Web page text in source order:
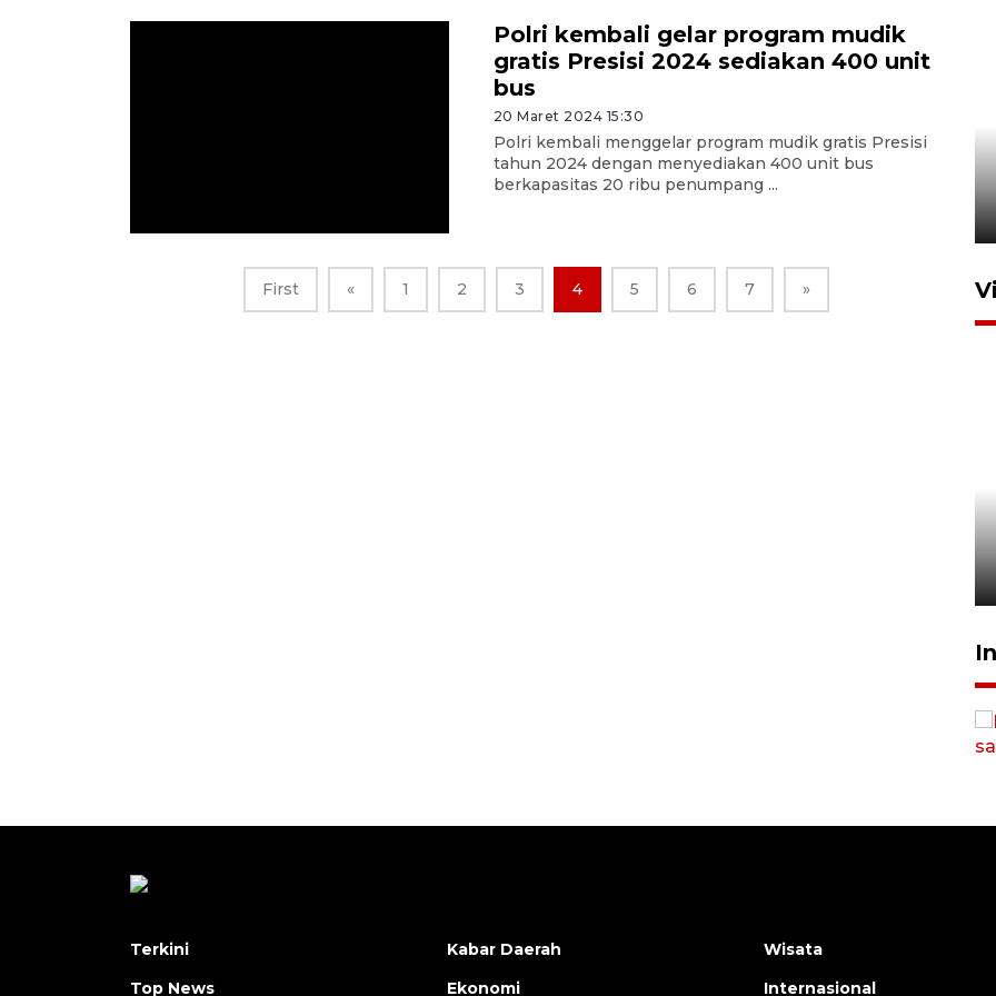
Polri kembali gelar program mudik
gratis Presisi 2024 sediakan 400 unit
bus
20 Maret 2024 15:30
Polri kembali menggelar program mudik gratis Presisi
tahun 2024 dengan menyediakan 400 unit bus
berkapasitas 20 ribu penumpang ...
First « 1 2 3 4 5 6 7 »
Komisi V DPR tinjau
perlintasan sebidang di
Stasiun Bogor
Terkini
Top News
Kabar Daerah
Ekonomi
Wisata
Internasional